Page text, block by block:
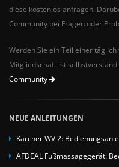
diese kostenlos anfragen.
Community bei Fragen oder
Werden Sie ein Teil einer
Mitgliedschaft ist
Community
NEUE ANLEITUNGEN
Kärcher WV 2:
AFDEAL Fußmassagegerät: